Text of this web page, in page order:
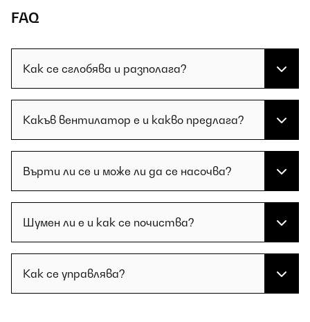
FAQ
Как се сглобява и разполага?
Какъв вентилатор е и какво предлага?
Върти ли се и може ли да се насочва?
Шумен ли е и как се почиства?
Как се управлява?